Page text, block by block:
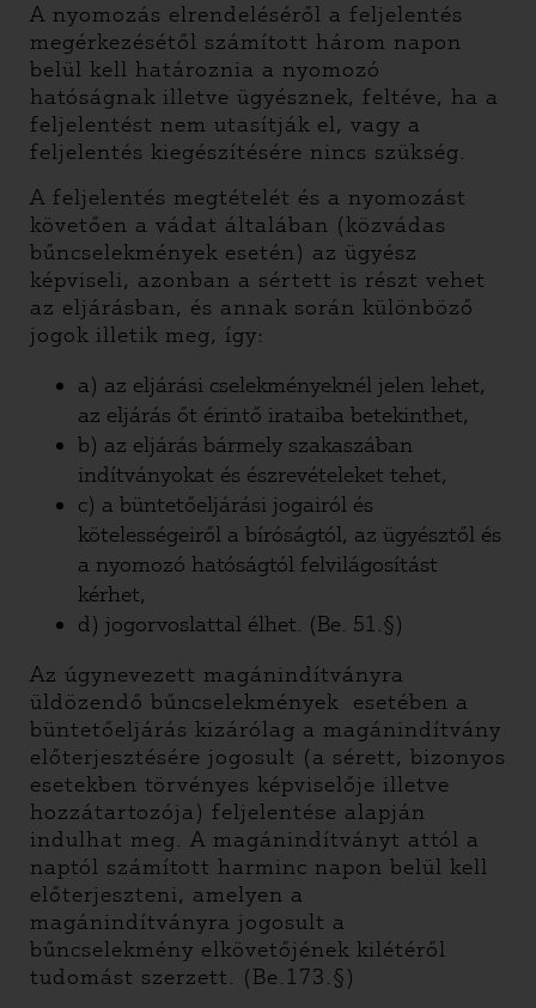
A nyomozás elrendeléséről a feljelentés
megérkezésétől számított három napon
belül kell határoznia a nyomozó
hatóságnak illetve ügyésznek, feltéve, ha a
feljelentést nem utasítják el, vagy a
feljelentés kiegészítésére nincs szükség.
A feljelentés megtételét és a nyomozást
követően a vádat általában (közvádas
bűncselekmények esetén) az ügyész
képviseli, azonban a sértett is részt vehet
az eljárásban, és annak során különböző
jogok illetik meg, így:
a) az eljárási cselekményeknél jelen lehet,
az eljárás őt érintő irataiba betekinthet,
b) az eljárás bármely szakaszában
indítványokat és észrevételeket tehet,
c) a büntetőeljárási jogairól és
kötelességeiről a bíróságtól, az ügyésztől és
a nyomozó hatóságtól felvilágosítást
kérhet,
d) jogorvoslattal élhet. (Be. 51.§)
Az úgynevezett magánindítványra
üldözendő bűncselekmények esetében a
büntetőeljárás kizárólag a magánindítvány
előterjesztésére jogosult (a sérett, bizonyos
esetekben törvényes képviselője illetve
hozzátartozója) feljelentése alapján
indulhat meg. A magánindítványt attól a
naptól számított harminc napon belül kell
előterjeszteni, amelyen a
magánindítványra jogosult a
bűncselekmény elkövetőjének kilétéről
tudomást szerzett. (Be.173.§)